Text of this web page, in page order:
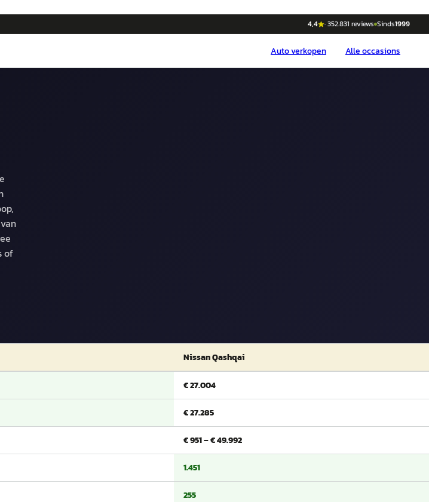
4,4 ·352.831 reviews Sinds1999
Autoverkopen Alle occasions
of
Nissan Qashqai
€ 27.004
€ 27.285
€ 951 – € 49.992
1.451
255